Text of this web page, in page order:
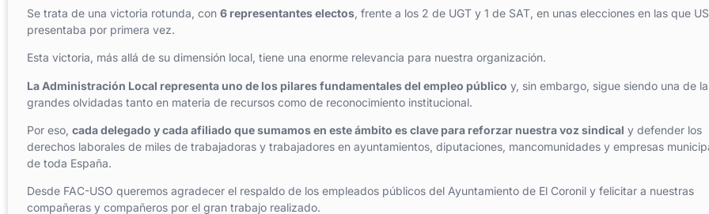
Se trata de una victoria rotunda, con 6 representantes electos, frente a los 2 de UGT y 1 de SAT, en unas elecciones en las que
presentaba por primera vez.
Esta victoria, más allá de su dimensión local, tiene una enorme relevancia para nuestra organización.
La Administración Local representa uno de los pilares fundamentales del empleo público y, sin embargo, sigue siendo una de
grandes olvidadas tanto en materia de recursos como de reconocimiento institucional.
Por eso, cada delegado y cada afiliado que sumamos en este ámbito es clave para reforzar nuestra voz sindical y defender los
derechos laborales de miles de trabajadoras y trabajadores en ayuntamientos, diputaciones, mancomunidades y empresas
de toda España.
Desde FAC-USO queremos agradecer el respaldo de los empleados públicos del Ayuntamiento de El Coronil y felicitar a nuestras
compañeras y compañeros por el gran trabajo realizado.